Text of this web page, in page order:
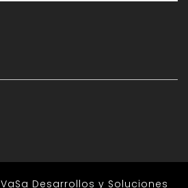
VaSa Desarrollos y Soluciones